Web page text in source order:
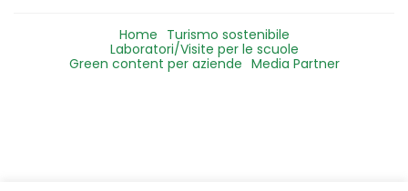
Home Turismo sostenibile
Laboratori/Visite per le scuole
Green content per aziende Media Partner